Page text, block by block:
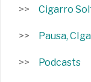
Cigarro
Pausa,
Podcasts